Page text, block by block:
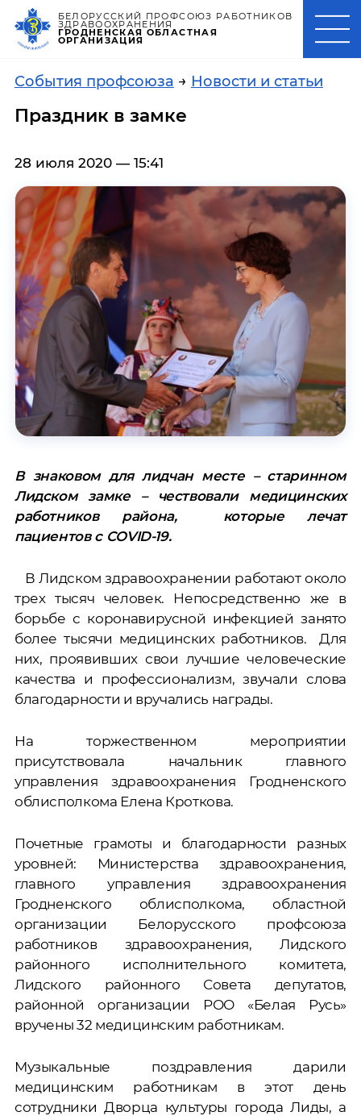
БЕЛОРУССКИЙ ПРОФСОЮЗ РАБОТНИКОВ
ЗДРАВООХРАНЕНИЯ
ГРОДНЕНСКАЯ ОБЛАСТНАЯ
ОРГАНИЗАЦИЯ
События профсоюза → Новости и статьи
Праздник в замке
28 июля 2020 — 15:41
В знаковом для лидчан месте – старинном
Лидском замке – чествовали медицинских
работников района, которые лечат
пациентов с COVID-19.
В Лидском здравоохранении работают около
трех тысяч человек. Непосредственно же в
борьбе с коронавирусной инфекцией занято
более тысячи медицинских работников. Для
них, проявивших свои лучшие человеческие
качества и профессионализм, звучали слова
благодарности и вручались награды.
На торжественном мероприятии
присутствовала начальник главного
управления здравоохранения Гродненского
облисполкома Елена Кроткова.
Почетные грамоты и благодарности разных
уровней: Министерства здравоохранения,
главного управления здравоохранения
Гродненского облисполкома, областной
организации Белорусского профсоюза
работников здравоохранения, Лидского
районного исполнительного комитета,
Лидского районного Совета депутатов,
районной организации РОО «Белая Русь»
вручены 32 медицинским работникам.
Музыкальные поздравления дарили
медицинским работникам в этот день
сотрудники Дворца культуры города Лиды, а